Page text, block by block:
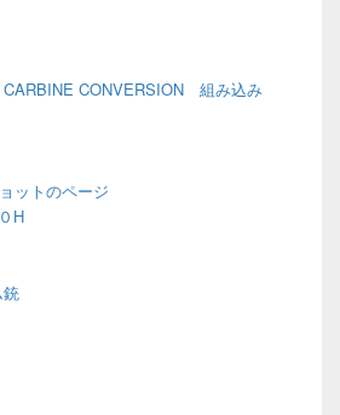
CARBINE CONVERSION 組み込み
ットのページ
H